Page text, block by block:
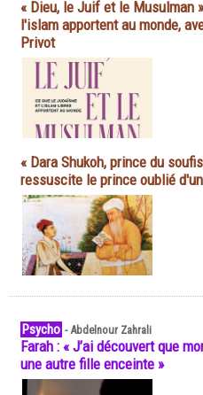
« Dieu, le Juif et le Musulman
l'islam apportent au monde,
Privot
« Dara Shukoh, prince du
ressuscite le prince oublié
Psycho -Abdelnour Zahrali
Farah : « J’ai découvert que
une autre fille enceinte »